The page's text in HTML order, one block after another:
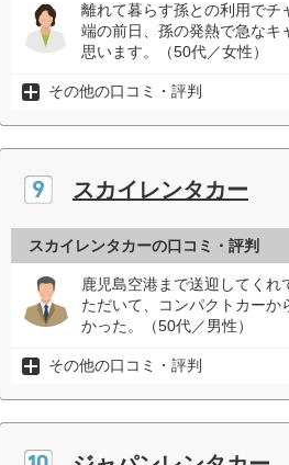
離れて暮らす孫との利用でチ
端の前日、孫の発熱で急なキ
思います。（50代／女性）
その他の口コミ・評判
スカイレンタカー
スカイレンタカーの口コミ・評判
鹿児島空港まで送迎してく
ただいて、コンパクトカー
かった。（50代／男性）
その他の口コミ・評判